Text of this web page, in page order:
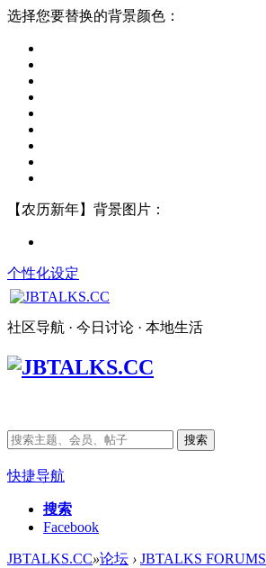
选择您要替换的背景颜色：
【农历新年】背景图片：
个性化设定
社区导航 · 今日讨论 · 本地生活
搜索
快捷导航
搜索
Facebook
JBTALKS.CC»论坛 › JBTALKS FORUMS